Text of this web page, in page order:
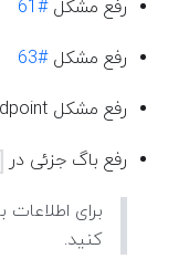
رفع مشکل#61
رفع مشکل#63
رفع مشکل Sync endpoint
رفع باگ جزئی در
برای
کنید.